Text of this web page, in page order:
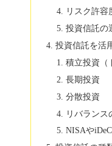
リスク許容
投資信託の
投資信託を活
積立投資（
長期投資
分散投資
リバランス
NISAや